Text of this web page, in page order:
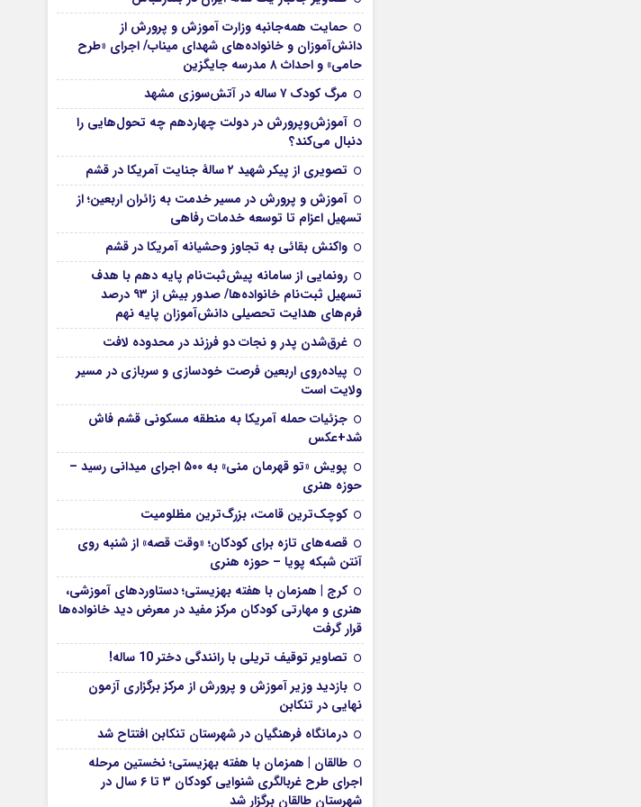
حمایت همه‌جانبه وزارت آموزش و پرورش از
دانش‌آموزان و خانواده‌های شهدای میناب/ اجرای «طرح
حامی» و احداث ۸ مدرسه جایگزین
مرگ کودک ۷ ساله در آتش‌سوزی مشهد
آموزش‌وپرورش در دولت چهاردهم چه تحول‌هایی را
دنبال می‌کند؟
تصویری از پیکر شهید ۲ سالۀ جنایت آمریکا در قشم
آموزش و پرورش در مسیر خدمت به زائران اربعین؛ از
تسهیل اعزام تا توسعه خدمات رفاهی
واکنش بقائی به تجاوز وحشیانه آمریکا در قشم
رونمایی از سامانه پیش‌ثبت‌نام پایه دهم با هدف
تسهیل ثبت‌نام خانواده‌ها/ صدور بیش از ۹۳ درصد
فرم‌های هدایت تحصیلی دانش‌آموزان پایه نهم
غرق‌شدن پدر و نجات دو فرزند در محدوده لافت
پیاده‌روی اربعین فرصت خودسازی و سربازی در مسیر
ولایت است
جزئیات حمله آمریکا به منطقه مسکونی قشم فاش
شد+عکس
پویش «تو قهرمان منی» به ۵۰۰ اجرای میدانی رسید –
حوزه هنری
کوچک‌ترین قامت، بزرگ‌ترین مظلومیت
قصه‌های تازه برای کودکان؛ «وقت قصه» از شنبه روی
آنتن شبکه پویا – حوزه هنری
کرج | همزمان با هفته بهزیستی؛ دستاوردهای آموزشی،
هنری و مهارتی کودکان مرکز مفید در معرض دید خانواده‌ها
قرار گرفت
تصاویر توقیف تریلی با رانندگی دختر 10 ساله!
بازدید وزیر آموزش و پرورش از مرکز برگزاری آزمون
نهایی در تنکابن
درمانگاه فرهنگیان در شهرستان تنکابن افتتاح شد
طالقان | همزمان با هفته بهزیستی؛ نخستین مرحله
اجرای طرح غربالگری شنوایی کودکان ۳ تا ۶ سال در
شهرستان طالقان برگزار شد